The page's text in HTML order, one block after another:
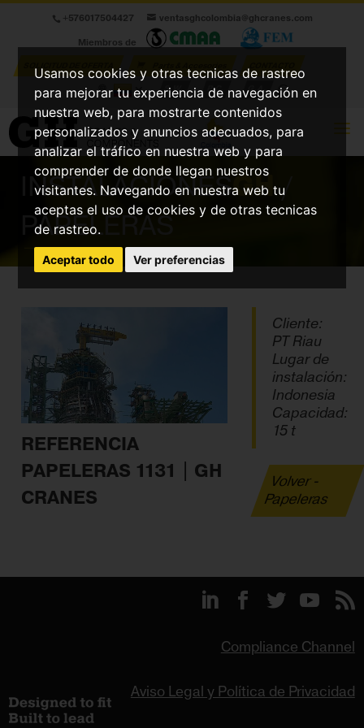
Usamos cookies y otras tecnicas de rastreo
para mejorar tu experiencia de navegación en
nuestra web, para mostrarte contenidos
personalizados y anuncios adecuados, para
analizar el tráfico en nuestra web y para
comprender de donde llegan nuestros
visitantes. Navegando en nuestra web tu
aceptas el uso de cookies y de otras tecnicas
de rastreo.
Aceptar todo Ver preferencias
+576017504427
ventasghcolombia@ghcranes.com
Miembros de
SOLICITUD DE OFERTA Parts & Accesories
CONTACTO
S.W.
P.C. G.A.
INSTALACIONESGH/
PAPELERAS
REFERENCIA
PAPELERAS 1131 | GH
CRANES
Cliente:
PT Riau
Lugar de
instalación:
Indonesia
Capacidad:
15 t
Volver -
Papeleras
Compliance Channel
Aviso Legal y Política de Privacidad